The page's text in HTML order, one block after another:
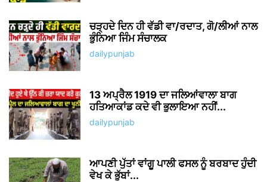
ਚੜ੍ਹਦੇ ਦਿਨ ਹੀ ਵੱਡੀ ਵਾ/ਰਦਾਤ, ਗੋ/ਲੀਆਂ ਨਾਲ
ਭੁੰਨਿਆ ਜਿੰਮ ਸੰਚਾਲਕ
dailypunjab
13 ਅਪ੍ਰੈਲ 1919 ਦਾ ਜਲਿਆਂਵਾਲਾ ਬਾਗ
ਹਤਿਆਕਾਂਡ ਕਦੇ ਵੀ ਭੁਲਾਇਆ ਨਹੀਂ...
dailypunjab
ਆਪਣੀ ਪੁੱਤਾਂ ਵਾਂਗੂ ਪਾਲੀ ਫਸਲ ਨੂੰ ਬਰਬਾਦ ਹੁੰਦੀ
ਵੇਖ ਕੇ ਭੁੱਬਾਂ...